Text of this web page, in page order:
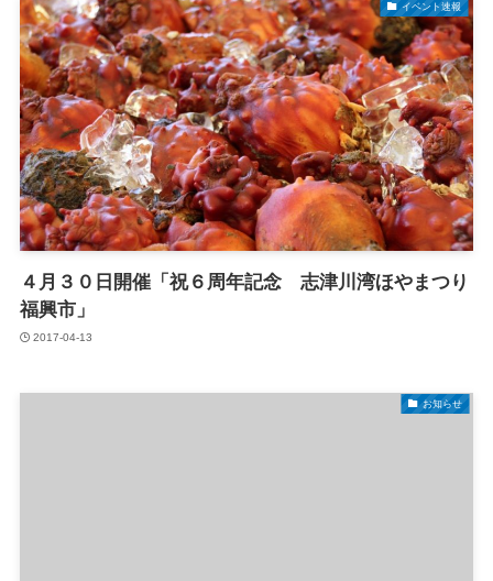
イベント速報
４月３０日開催「祝６周年記念 志津川湾ほやまつり
福興市」
2017-04-13
お知らせ